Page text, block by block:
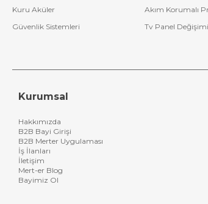
Kuru Aküler
Akım Korumalı
Güvenlik Sistemleri
Tv Panel Değişimi
Kurumsal
Hakkımızda
B2B Bayi Girişi
B2B Merter Uygulaması
İş İlanları
İletişim
Mert-er Blog
Bayimiz Ol